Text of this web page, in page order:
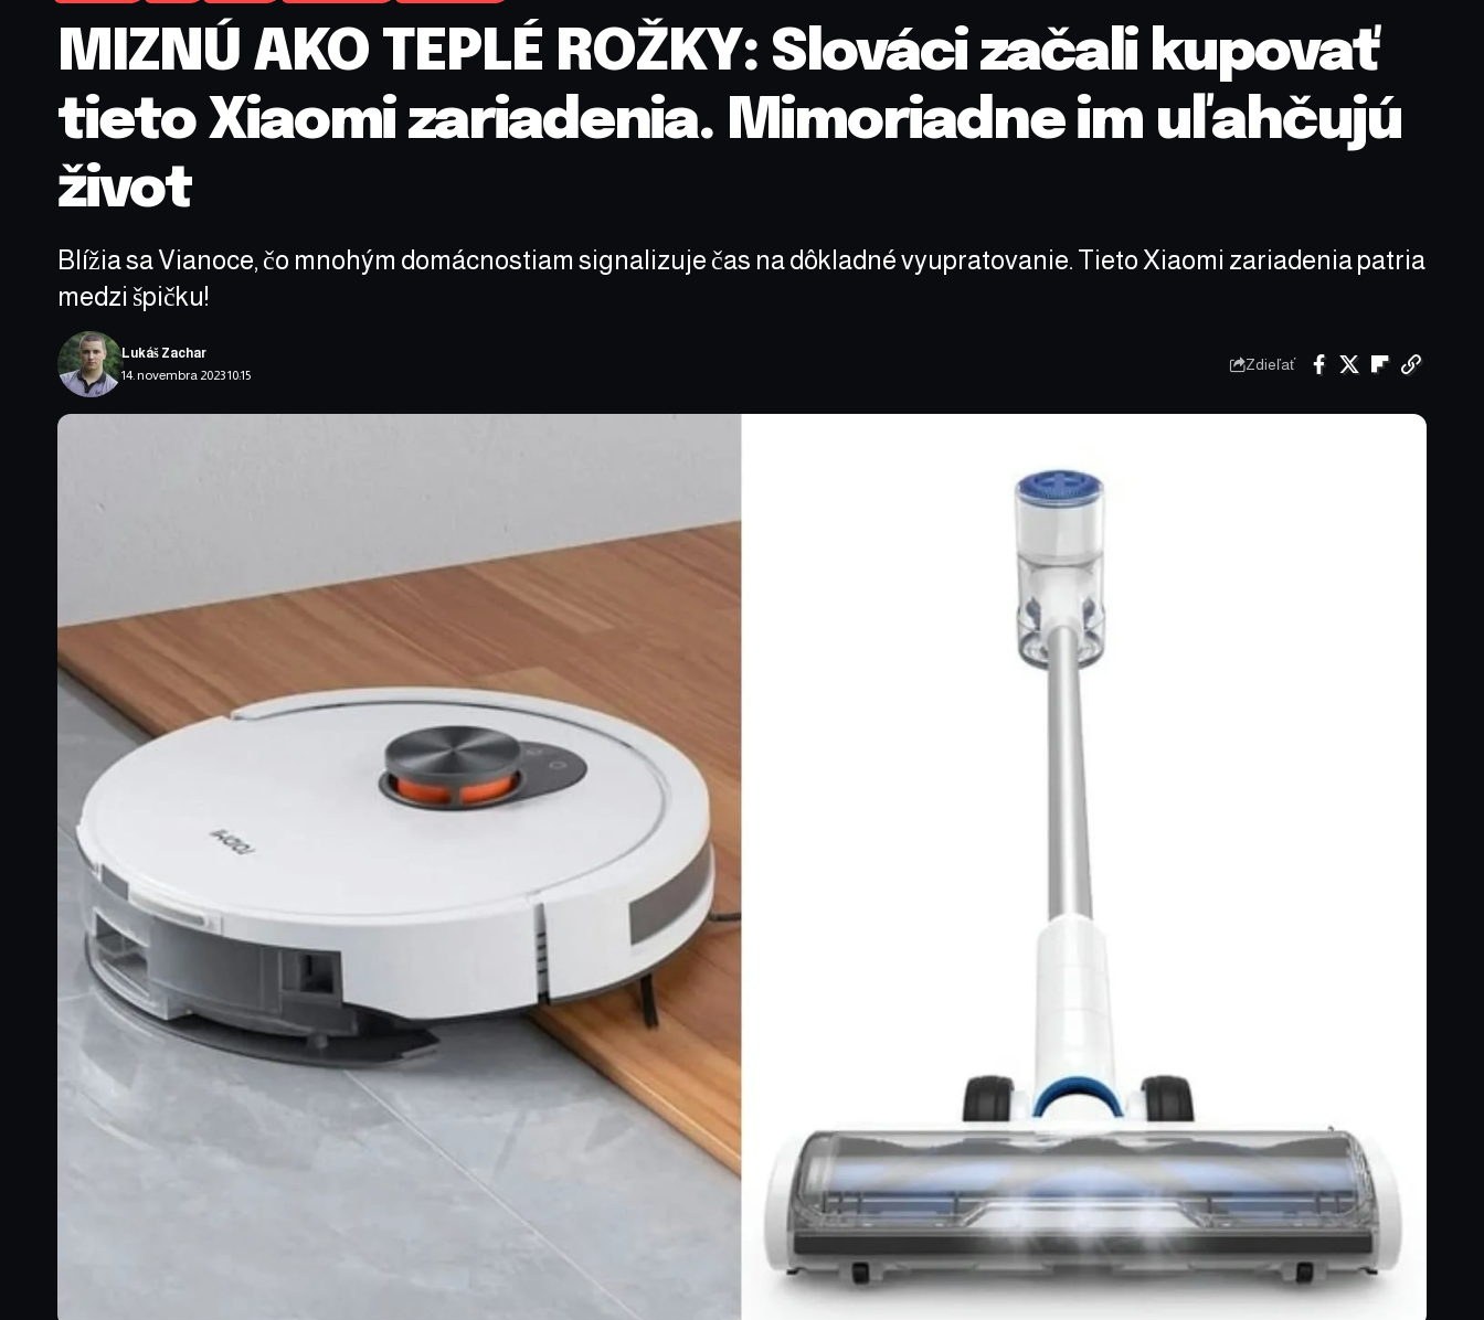
MIZNÚ AKO TEPLÉ ROŽKY: Slováci začali kupovať
tieto Xiaomi zariadenia. Mimoriadne im uľahčujú
život
Blížia sa Vianoce, čo mnohým domácnostiam signalizuje čas na dôkladné vyupratovanie. Tieto Xiaomi zariadenia patria
medzi špičku!
14. novembra 2023 10:15
Lukáš Zachar
Zdieľať